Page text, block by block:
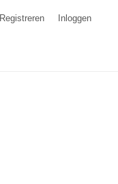
Registreren Inloggen